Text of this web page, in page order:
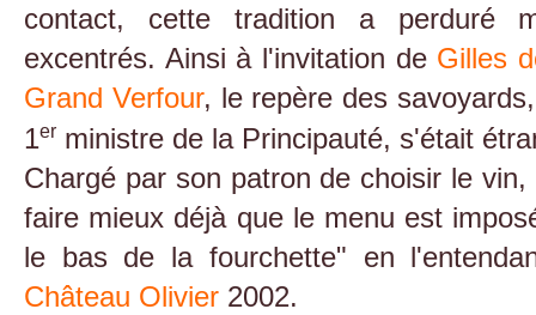
contact, cette tradition a perduré
excentrés. Ainsi à l'invitation de Gilles
Grand Verfour, le repère des
1er ministre de la Principauté, s'était
Chargé par son patron de choisir le
faire mieux déjà que le menu est
le bas de la fourchette" en
Château Olivier 2002.